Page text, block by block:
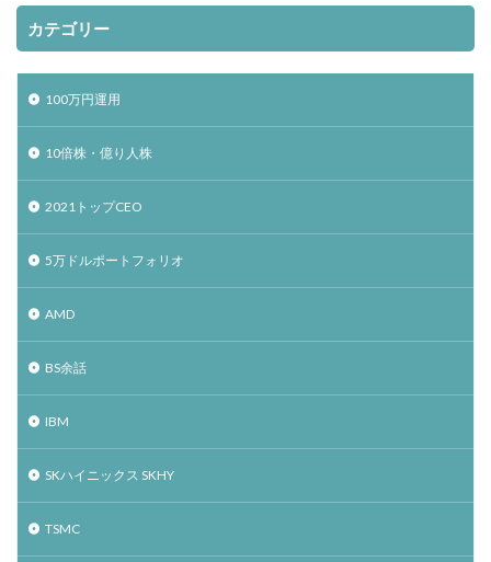
カテゴリー
100万円運用
10倍株・億り人株
2021トップCEO
5万ドルポートフォリオ
AMD
BS余話
IBM
SKハイニックス SKHY
TSMC